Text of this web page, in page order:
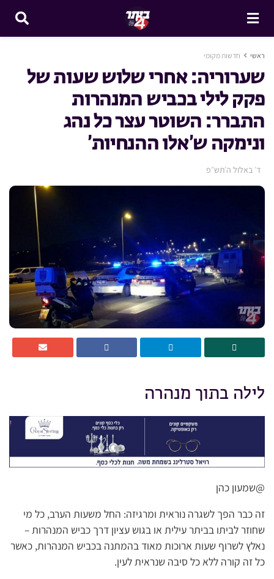
ראשי חדשות מקומי
שערוריה: אחרי שלוש שעות של
פקק לילי בכביש המנהרות
התברר: השוטר עצר כל נהג
ונימקה ש’אלו ההנחיות’
ד׳ באלול ה׳תש״פ
לילה בתוך מנהרה
@שמעון כהן
זה כבר הפך לשגרה נוראית ומרגיזה: החל משעות הערב, כל מי
שחוזר לביתו בביתר עילית או בגוש עציון דרך כביש המנהרות –
נאלץ לשרוף שעות ארוכות מאוד בהמתנה בכביש המנהרות, כאשר
כל זה קורה ללא כל סיבה שנראית לעין.